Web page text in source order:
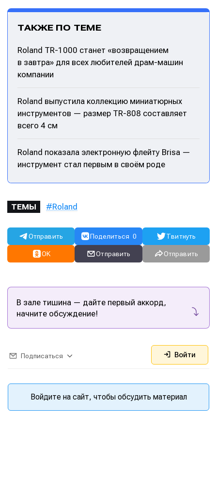
Исполнение
Исполнение
ТАКЖЕ ПО ТЕМЕ
Roland TR-1000 станет «возвращением
в завтра» для всех любителей драм-машин
компании
Roland выпустила коллекцию миниатюрных
инструментов — размер TR-808 составляет
всего 4 см
Roland показала электронную флейту Brisa —
инструмент стал первым в своём роде
ТЕМЫ Roland
Отправить Поделиться 0 Твитнуть
OK Отправить Отправить
В зале тишина — дайте первый аккорд,
начните обсуждение!
Подписаться Войти
Войдите на сайт, чтобы обсудить материал